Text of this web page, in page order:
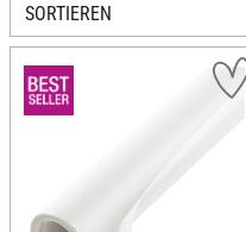
SORTIEREN